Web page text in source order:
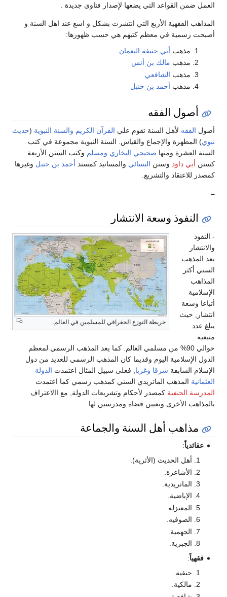
العمل ضمن القواعد التي يضعها لإصدار فتاوى جديدة .
المذاهب الفقهية الأربع التي انتشرت بشكل و اسع عند اهل السنة و
أصبحت رسمية في معظم كتبهم هي حسب ظهورها:
مذهب أبي حنيفة النعمان
مذهب مالك بن أنس
مذهب الشافعي
مذهب أحمد بن حنبل
أصول الفقه
أصول الفقه لأهل السنة تقوم علي القرآن الكريم والسنة النبوية (حديث
نبوي) المطهرة والإجماع والقياس. السنة النبوية مجموعة في كتب
السنة العشرة ومنها صحيحي البخاري ومسلم وكتب السنن الأربعة
كسنن أبي داود وسنن النسائي والمسانيد كمسند أحمد بن حنبل وغيرها
كمصدر للاعتقاد والتشريع.
=
النفوذ وسعة الانتشار
خريطة التوزع الجغرافي للمسلمين في العالم.
- النفوذ
والانتشار
يعد المذهب
السني أكثر
المذاهب
الإسلامية
أتباعا وسعة
انتشار, حيث
يبلغ عدد
متبعيه
حوالي 90% من مسلمي العالم. كما يعد المذهب الرسمي لمعظم
الدول الإسلامية اليوم وقديما كان المذهب الرسمي للعديد من دول
الإسلام السابقة شرقا وغربا , فعلى سبيل المثال اعتمدت الدولة
العثمانية المذهب الماتريدي السني كمذهب رسمي كما اعتمدت
المدرسة الحنفية كمصدر لأحكام وتشريعات الدولة, مع االاعتراف
بالمذاهب الأخرى وتعيين قضاة ومدرسين لها.
مذاهب أهل السنة والجماعة
عقائدياً:
أهل الحديث (الأثرية).
الأشاعرة.
الماتريدية.
الإباضية.
المعتزله.
الصوفيه.
الجهمية.
الجبرية.
فقهياً:
حنفية.
مالكية.